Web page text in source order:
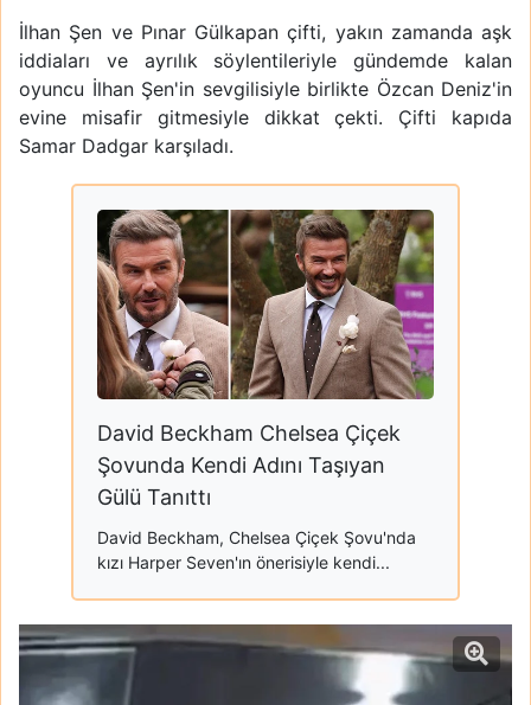
İlhan Şen ve Pınar Gülkapan çifti, yakın zamanda aşk
iddiaları ve ayrılık söylentileriyle gündemde kalan
oyuncu İlhan Şen'in sevgilisiyle birlikte Özcan Deniz'in
evine misafir gitmesiyle dikkat çekti. Çifti kapıda
Samar Dadgar karşıladı.
David Beckham Chelsea Çiçek
Şovunda Kendi Adını Taşıyan
Gülü Tanıttı
David Beckham, Chelsea Çiçek Şovu'nda
kızı Harper Seven'ın önerisiyle kendi...